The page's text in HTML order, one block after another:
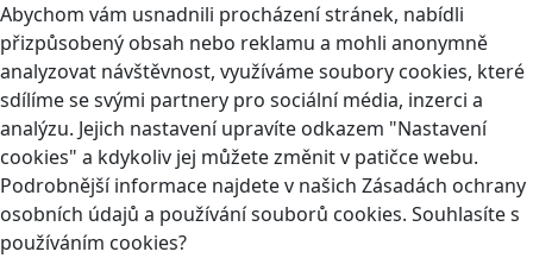
Abychom vám usnadnili procházení stránek, nabídli
přizpůsobený obsah nebo reklamu a mohli anonymně
analyzovat návštěvnost, využíváme soubory cookies, které
sdílíme se svými partnery pro sociální média, inzerci a
analýzu. Jejich nastavení upravíte odkazem "Nastavení
cookies" a kdykoliv jej můžete změnit v patičce webu.
Podrobnější informace najdete v našich Zásadách ochrany
osobních údajů a používání souborů cookies. Souhlasíte s
používáním cookies?